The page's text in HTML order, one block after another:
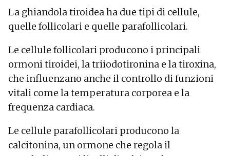
La ghiandola tiroidea ha due tipi di cellule,
quelle follicolari e quelle parafollicolari.
Le cellule follicolari producono i principali
ormoni tiroidei, la triiodotironina e la tiroxina,
che influenzano anche il controllo di funzioni
vitali come la temperatura corporea e la
frequenza cardiaca.
Le cellule parafollicolari producono la
calcitonina, un ormone che regola il